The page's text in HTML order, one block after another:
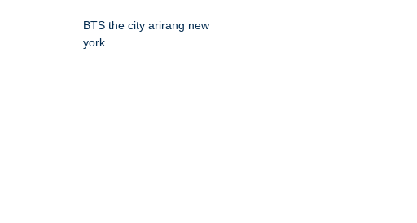
BTS the city arirang new
york